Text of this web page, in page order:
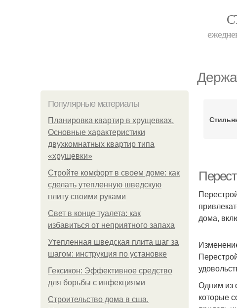
Популярные материалы
Планировка квартир в хрущевках.
Основные характеристики
двухкомнатных квартир типа
«хрущевки»
Стройте комфорт в своем доме: как
сделать утепленную шведскую
плиту своими руками
Свет в конце туалета: как
избавиться от неприятного запаха
Утепленная шведская плита шаг за
шагом: инструкция по установке
Гексикон: Эффективное средство
для борьбы с инфекциями
Строительство дома в сша.
дома,
Одним из
которые